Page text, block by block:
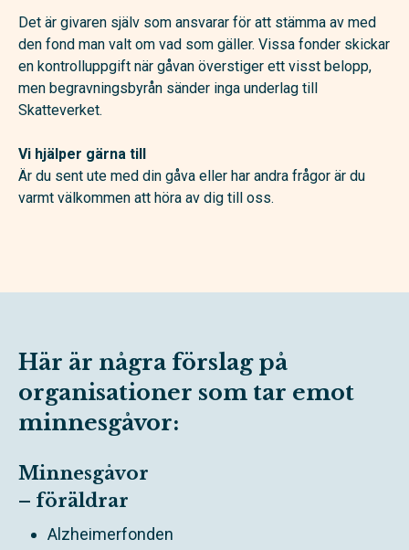
Det är givaren själv som ansvarar för att stämma av med
den fond man valt om vad som gäller. Vissa fonder skickar
en kontrolluppgift när gåvan överstiger ett visst belopp,
men begravningsbyrån sänder inga underlag till
Skatteverket.
Vi hjälper gärna till
Är du sent ute med din gåva eller har andra frågor är du
varmt välkommen att höra av dig till oss.
Här är några förslag på
organisationer som tar emot
minnesgåvor:
Minnesgåvor
– föräldrar
Alzheimerfonden